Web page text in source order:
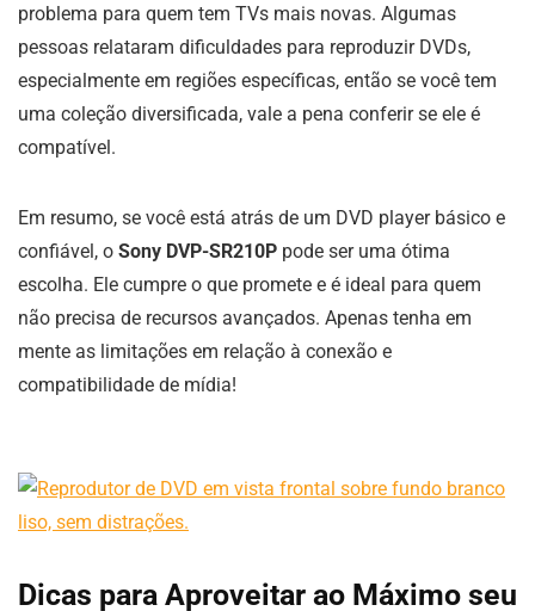
problema para quem tem TVs mais novas. Algumas
pessoas relataram dificuldades para reproduzir DVDs,
especialmente em regiões específicas, então se você tem
uma coleção diversificada, vale a pena conferir se ele é
compatível.
Em resumo, se você está atrás de um DVD player básico e
confiável, o Sony DVP-SR210P pode ser uma ótima
escolha. Ele cumpre o que promete e é ideal para quem
não precisa de recursos avançados. Apenas tenha em
mente as limitações em relação à conexão e
compatibilidade de mídia!
Dicas para Aproveitar ao Máximo seu